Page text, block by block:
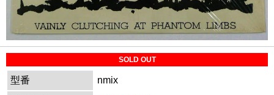
SOLD OUT
型番
nmix